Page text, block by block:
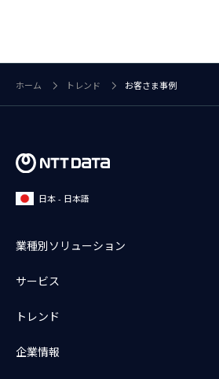
ホーム トレンド お客さま事例
日本 - 日本語
業種別ソリューション
サービス
トレンド
企業情報